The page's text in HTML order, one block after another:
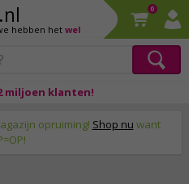
hebben het wel
0
miljoen klanten!
opruiming! Shop nu want